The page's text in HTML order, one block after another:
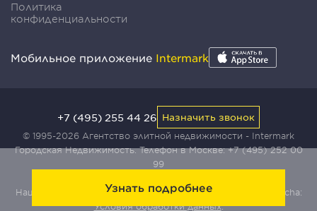
Узнать подробнее
Политика
конфиденциальности
Мобильное приложение Intermark
© 1995-2026 Агентство элитной недвижимости - Intermark
Городская Недвижимость. Телефон в Москве:+7 (495) 252 00
99
Наш сайт защищен с помощью сервиса Yandex SmartCaptcha:
Условия обработки данных.
+7 (495) 255 44 26 Назначить звонок